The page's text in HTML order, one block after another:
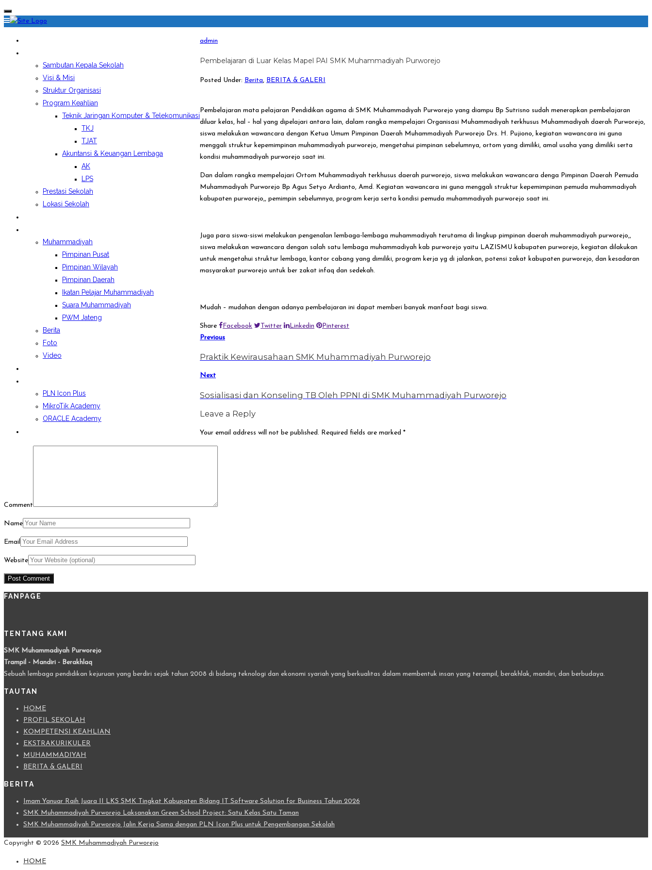
Sambutan Kepala Sekolah
Visi & Misi
Struktur Organisasi
Program Keahlian
Teknik Jaringan Komputer & Telekomunikasi
TKJ
TJAT
Akuntansi & Keuangan Lembaga
AK
LPS
Prestasi Sekolah
Lokasi Sekolah
Muhammadiyah
Pimpinan Pusat
Pimpinan Wilayah
Pimpinan Daerah
Ikatan Pelajar Muhammadiyah
Suara Muhammadiyah
PWM Jateng
Berita
Foto
Video
PLN Icon Plus
MikroTik Academy
ORACLE Academy
admin
Pembelajaran di Luar Kelas Mapel PAI SMK Muhammadiyah Purworejo
Posted Under: Berita, BERITA & GALERI
Pembelajaran mata pelajaran Pendidikan agama di SMK Muhammadiyah Purworejo yang diampu Bp Sutrisno sudah menerapkan pembelajaran
diluar kelas, hal – hal yang dipelajari antara lain, dalam rangka mempelajari Organisasi Muhammadiyah terkhusus Muhammadiyah daerah Purworejo,
siswa melakukan wawancara dengan Ketua Umum Pimpinan Daerah Muhammadiyah Purworejo Drs. H. Pujiono, kegiatan wawancara ini guna
menggali struktur kepemimpinan muhammadiyah purworejo, mengetahui pimpinan sebelumnya, ortom yang dimiliki, amal usaha yang dimiliki serta
kondisi muhammadiyah purworejo saat ini.
Dan dalam rangka mempelajari Ortom Muhammadiyah terkhusus daerah purworejo, siswa melakukan wawancara denga Pimpinan Daerah Pemuda
Muhammadiyah Purworejo Bp Agus Setyo Ardianto, Amd. Kegiatan wawancara ini guna menggali struktur kepemimpinan pemuda muhammadiyah
kabupaten purworejo,, pemimpin sebelumnya, program kerja serta kondisi pemuda muhammadiyah purworejo saat ini.
Juga para siswa-siswi melakukan pengenalan lembaga-lembaga muhammadiyah terutama di lingkup pimpinan daerah muhammadiyah purworejo,,
siswa melakukan wawancara dengan salah satu lembaga muhammadiyah kab purworejo yaitu LAZISMU kabupaten purworejo, kegiatan dilakukan
untuk mengetahui struktur lembaga, kantor cabang yang dimiliki, program kerja yg di jalankan, potensi zakat kabupaten purworejo, dan kesadaran
masyarakat purworejo untuk ber zakat infaq dan sedekah.
Mudah – mudahan dengan adanya pembelajaran ini dapat memberi banyak manfaat bagi siswa.
Share Facebook Twitter Linkedin
Pinterest
Previous
Praktik Kewirausahaan SMK Muhammadiyah Purworejo
Next
Sosialisasi dan Konseling TB Oleh PPNI di SMK Muhammadiyah Purworejo
Leave a Reply
Your email address will not be published. Required fields are marked *
Comment
Name
Email
Website
FANPAGE
TENTANG KAMI
SMK Muhammadiyah Purworejo
Trampil - Mandiri - Berakhlaq
Sebuah lembaga pendidikan kejuruan yang berdiri sejak tahun 2008 di bidang teknologi dan ekonomi syariah yang berkualitas dalam membentuk insan yang terampil, berakhlak, mandiri, dan berbudaya.
TAUTAN
HOME
PROFIL SEKOLAH
KOMPETENSI KEAHLIAN
EKSTRAKURIKULER
MUHAMMADIYAH
BERITA & GALERI
BERITA
Imam Yanuar Raih Juara II LKS SMK Tingkat Kabupaten Bidang IT Software Solution for Business Tahun 2026
SMK Muhammadiyah Purworejo Laksanakan Green School Project: Satu Kelas Satu Taman
SMK Muhammadiyah Purworejo Jalin Kerja Sama dengan PLN Icon Plus untuk Pengembangan Sekolah
Copyright © 2026 SMK Muhammadiyah Purworejo
HOME